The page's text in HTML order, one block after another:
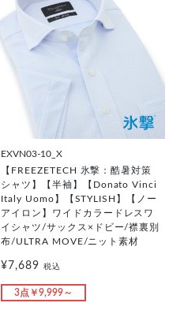
EXVN03-10_X
【FREEZETECH 氷撃：酷暑対策
シャツ】【半袖】【Donato Vinci
Italy Uomo】【STYLISH】【ノー
アイロン】ワイドカラードレスワ
イシャツ/サックス×ドビー/襟裏別
布/ULTRA MOVE/ニット素材
¥7,689 税込
3点￥9,999～